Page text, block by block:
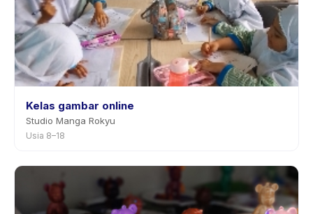
Kelas gambar online
Studio Manga Rokyu
Usia 8–18